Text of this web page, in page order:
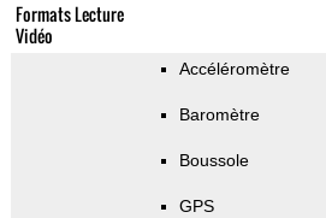
Formats Lecture
Vidéo
Accéléromètre
Baromètre
Boussole
GPS